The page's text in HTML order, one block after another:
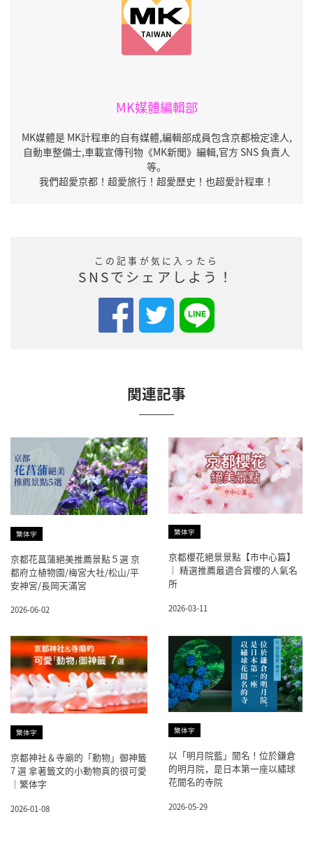
MK媒體編輯部
MK媒體是 MK計程車的自有媒體,編輯部成員包含京都檢定達人,
自動車整備士,車載宣傳刊物《MK新聞》編輯,官方 SNS 負責人
等。
我們超愛京都！超愛旅行！超愛歷史！也超愛計程車！
この記事が気に入ったら
SNSでシェアしよう！
関連記事
繁体字
京都花菖蒲絕美推薦景點５選 京
都府立植物園/梅宮大社/松山/平
安神宮/長岡天滿宮
2026-06-02
繁体字
京都櫻花絕景景點【市中心篇】
｜ 精選推薦最適合賞櫻的人氣名
所
2026-03-11
繁体字
京都神社＆寺廟的「動物」御神籤
7 選 拿著籤文的小動物真的很可愛
｜繁体字
2026-01-08
繁体字
以「明月院藍」聞名！位於鎌倉
的明月院，是日本第一座以繡球
花聞名的寺院
2026-05-29